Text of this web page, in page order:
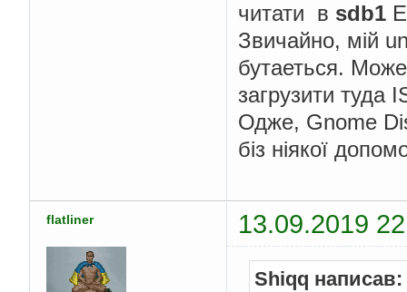
читати в sdb1
Звичайно, мій
бутаеться.
загрузити туда
Одже, Gnome
біз ніякої
flatliner 13.09.2019
Shiqq написав: